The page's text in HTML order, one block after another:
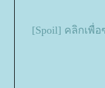
[Spoil] คลิกเพื่